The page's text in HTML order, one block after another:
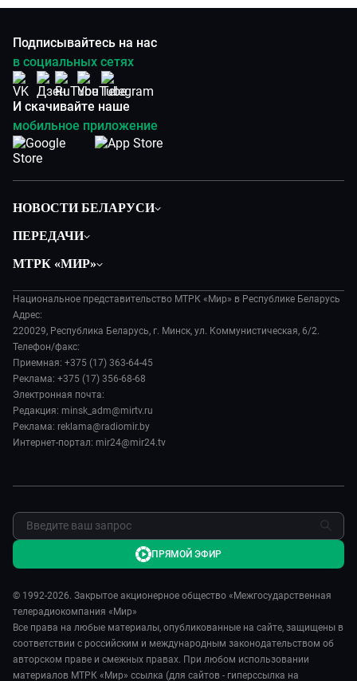
Подписывайтесь на нас
в социальных сетях
И скачивайте наше
мобильное приложение
НОВОСТИ БЕЛАРУСИ
Экономика
Происшествия
Наука и технологии
Здоровье и медицина
Авто
Культура
Спорт
ПЕРЕДАЧИ
Все как у людей
Вместе выгодно
Евразия. Культурно
Евразия. Регионы
Наши иностранцы
Пять причин поехать в...
Сделано в Содружестве
МТРК «МИР»
История
Руководство
Лица мира
Новости
Пресса о нас
Карьера
Реклама
Национальное представительство МТРК «Мир» в Республике Беларусь
Адрес:
220029, Республика Беларусь, г. Минск, ул. Коммунистическая, 6/2.
Телефон/факс:
Приемная: +375 (17) 363-64-45
Реклама: +375 (17) 356-68-68
Электронная почта:
Редакция: minsk_adm@mirtv.ru
Реклама: reklama@radiomir.by
Интернет-портал: mir24@mir24.tv
© 1992-2026. Закрытое акционерное общество «Межгосударственная
телерадиокомпания «Мир»
Все права на любые материалы, опубликованные на сайте, защищены в
соответствии с российским и международным законодательством об
авторском праве и смежных правах. При любом использовании
материалов МТРК «Мир» ссылка (для сайтов - гиперссылка на
ПРЯМОЙ ЭФИР